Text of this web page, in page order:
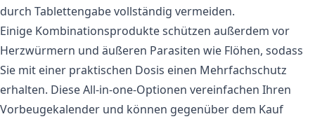
durch Tablettengabe vollständig vermeiden.
Einige Kombinationsprodukte schützen außerdem vor
Herzwürmern und äußeren Parasiten wie Flöhen, sodass
Sie mit einer praktischen Dosis einen Mehrfachschutz
erhalten. Diese All-in-one-Optionen vereinfachen Ihren
Vorbeugekalender und können gegenüber dem Kauf